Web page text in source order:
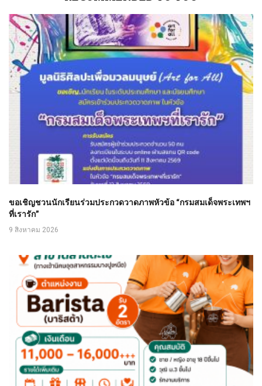
ขอเชิญชวนนักเรียนร่วมประกวดวาดภาพหัวข้อ “กรมสมเด็จพระเทพฯ
ที่เรารัก”
9 สิงหาคม 2026